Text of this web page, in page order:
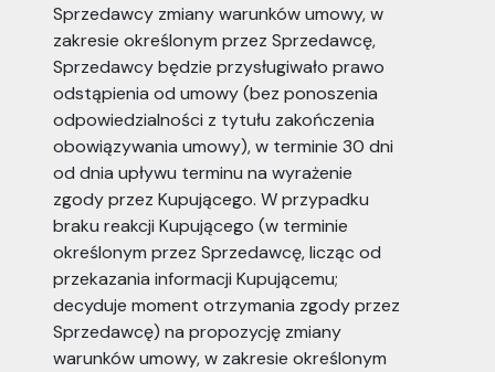
Sprzedawcy zmiany warunków umowy, w
zakresie określonym przez Sprzedawcę,
Sprzedawcy będzie przysługiwało prawo
odstąpienia od umowy (bez ponoszenia
odpowiedzialności z tytułu zakończenia
obowiązywania umowy), w terminie 30 dni
od dnia upływu terminu na wyrażenie
zgody przez Kupującego. W przypadku
braku reakcji Kupującego (w terminie
określonym przez Sprzedawcę, licząc od
przekazania informacji Kupującemu;
decyduje moment otrzymania zgody przez
Sprzedawcę) na propozycję zmiany
warunków umowy, w zakresie określonym